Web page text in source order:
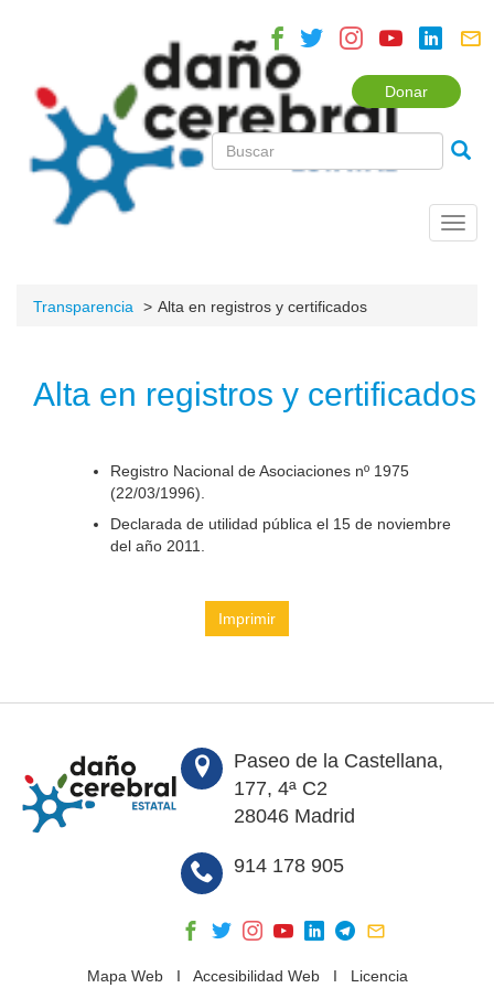
Donar
Transparencia Alta en registros y certificados
Alta en registros y certificados
Registro Nacional de Asociaciones nº 1975
(22/03/1996).
Declarada de utilidad pública el 15 de noviembre
del año 2011.
Imprimir
Paseo de la Castellana,
177, 4ª C2
28046 Madrid
914 178 905
Mapa WebI Accesibilidad WebI Licencia